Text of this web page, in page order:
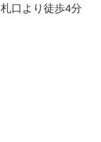
口より徒歩4分